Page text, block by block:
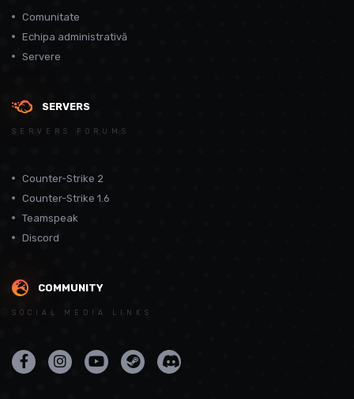
Comunitate
Echipa administrativă
Servere
SERVERS
SERVERS FORUMS
Counter-Strike 2
Counter-Strike 1.6
Teamspeak
Discord
COMMUNITY
SOCIAL MEDIA LINKS